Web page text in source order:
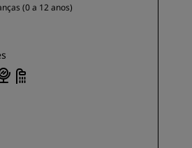
(0 a 12 anos)